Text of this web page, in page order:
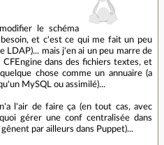
le schéma
et c'est ce qui me fait un peu
LDAP)... mais j'en ai un peu marre de
dans des fichiers textes, et
chose comme un annuaire (a
MySQL ou assimilé)...
l'air de faire ça (en tout cas, avec
gérer une conf centralisée dans
par ailleurs dans Puppet)...